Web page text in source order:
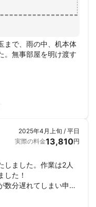
まで、雨の中、机本体
。無事部屋を明け渡す
2025年4月上旬 / 平日
実際の料金13,810円
しました。作業は2人
した！
数分遅れてしまい申し